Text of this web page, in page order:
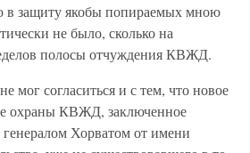
в защиту якобы попираемых мною
не было, сколько на
полосы отчуждения КВЖД.
мог согласиться и с тем, что новое
охраны КВЖД, заключенное
Хорватом от имени